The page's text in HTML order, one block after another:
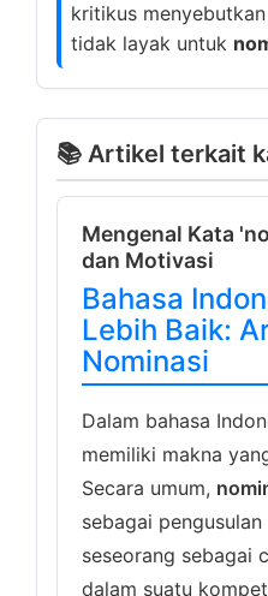
kritikus
tidak layak untuk
📚 Artikel terkait
Mengenal Kata
dan Motivasi
Bahasa
Lebih Baik:
Nominasi
Dalam bahasa
memiliki makna
Secara umum,
sebagai
seseorang sebagai
dalam suatu